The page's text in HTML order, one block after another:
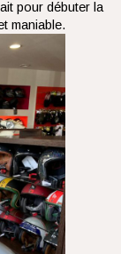
pour débuter la
maniable.